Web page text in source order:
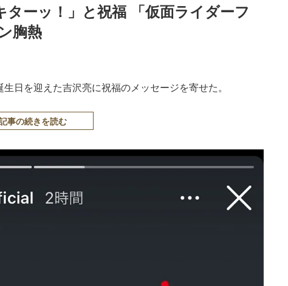
ーッ！」と祝福 「仮面ライダーフ
胸熱
日を迎えた吉沢亮に祝福のメッセージを寄せた。
事の続きを読む